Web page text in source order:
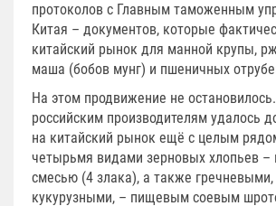
протоколов с Главным таможенным
Китая – документов, которые
китайский рынок для манной крупы,
маша (бобов мунг) и пшеничных
На этом продвижение не
российским производителям удалось
на китайский рынок ещё с целым
четырьмя видами зерновых хлопьев –
смесью (4 злака), а также
кукурузными, – пищевым соевым